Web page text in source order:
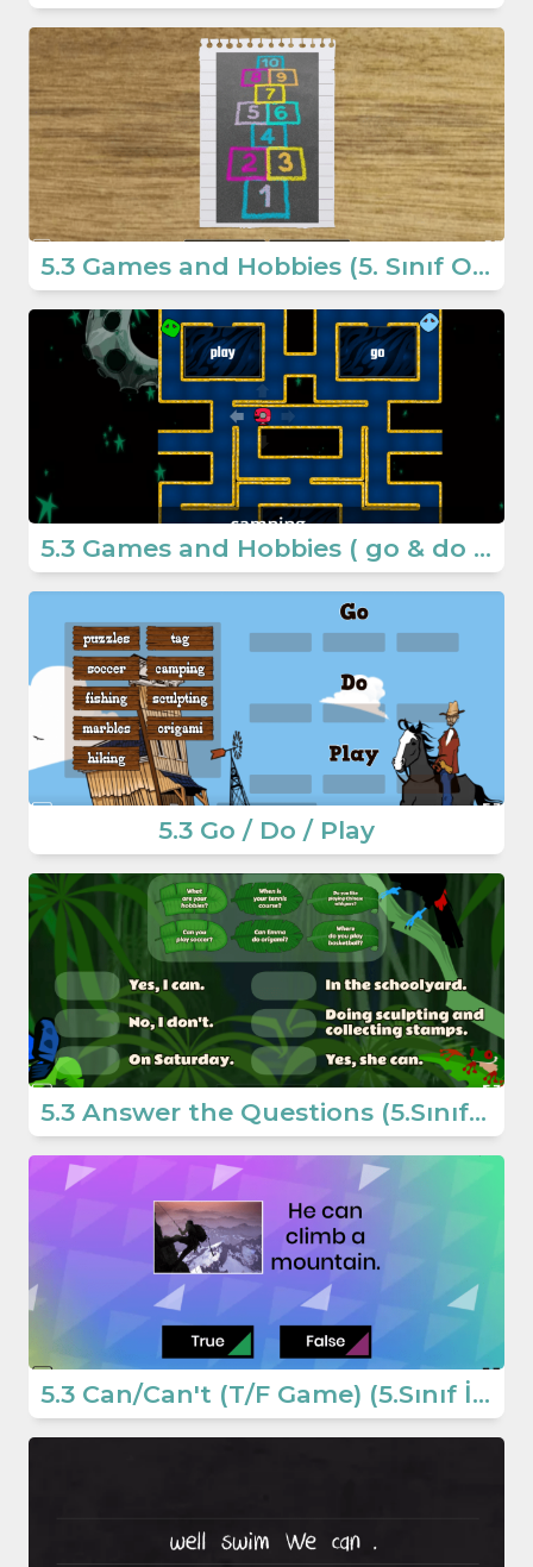
5.3 Games and Hobbies (5. Sınıf Ortaokul İngilizce Oyunlar)
5.3 Games and Hobbies ( go & do & play)
5.3 Go / Do / Play
5.3 Answer the Questions (5.Sınıf İngilizce Oyun Games and Hobbies)
5.3 Can/Can't (T/F Game) (5.Sınıf İngilizce Oyun)